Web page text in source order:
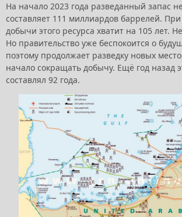
На начало 2023 года разведанный запас
составляет 111 миллиардов баррелей.
добычи этого ресурса хватит на 105 лет.
Но правительство уже беспокоится о
поэтому продолжает разведку новых
начало сокращать добычу. Ещё год назад
составлял 92 года.